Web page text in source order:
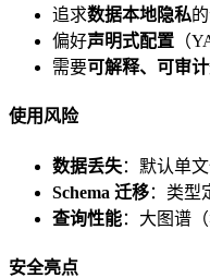
追求数据本地隐私
偏好声明式配置 （
需要可解释、可审计
使用风险
数据丢失：默认单
Schema 迁移：类型
查询性能：大图谱
安全亮点